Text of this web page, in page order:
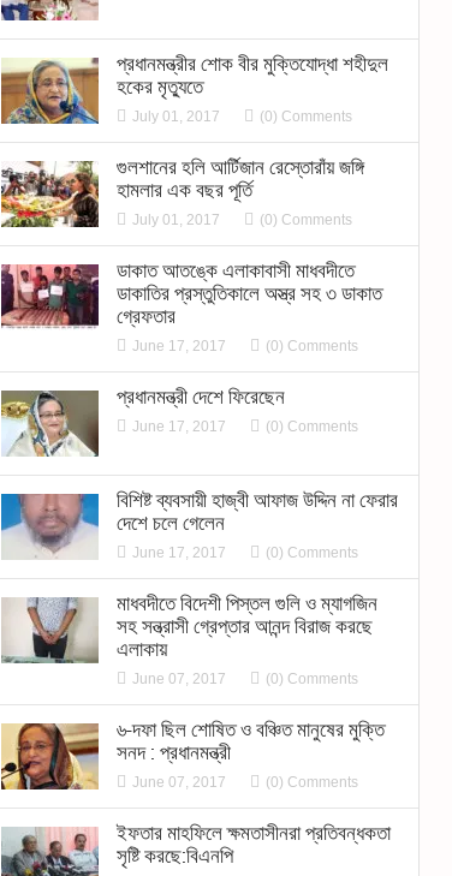
প্রধানমন্ত্রীর শোক বীর মুক্তিযোদ্ধা শহীদুল
হকের মৃত্যুতে
July 01, 2017 (0) Comments
গুলশানের হলি আর্টিজান রেস্তোরাঁয় জঙ্গি
হামলার এক বছর পূর্তি
July 01, 2017 (0) Comments
ডাকাত আতঙ্কে এলাকাবাসী মাধবদীতে
ডাকাতির প্রস্তুতিকালে অস্ত্র সহ ৩ ডাকাত
গ্রেফতার
June 17, 2017 (0) Comments
প্রধানমন্ত্রী দেশে ফিরেছেন
June 17, 2017 (0) Comments
বিশিষ্ট ব্যবসায়ী হাজ্বী আফাজ উদ্দিন না ফেরার
দেশে চলে গেলেন
June 17, 2017 (0) Comments
মাধবদীতে বিদেশী পিস্তল গুলি ও ম্যাগজিন
সহ সন্ত্রাসী গ্রেপ্তার আনন্দ বিরাজ করছে
এলাকায়
June 07, 2017 (0) Comments
৬-দফা ছিল শোষিত ও বঞ্চিত মানুষের মুক্তি
সনদ : প্রধানমন্ত্রী
June 07, 2017 (0) Comments
ইফতার মাহফিলে ক্ষমতাসীনরা প্রতিবন্ধকতা
সৃষ্টি করছে:বিএনপি